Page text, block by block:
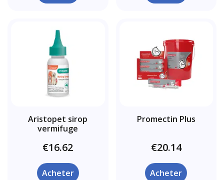
Aristopet sirop
vermifuge
€16.62
Acheter
Promectin Plus
€20.14
Acheter